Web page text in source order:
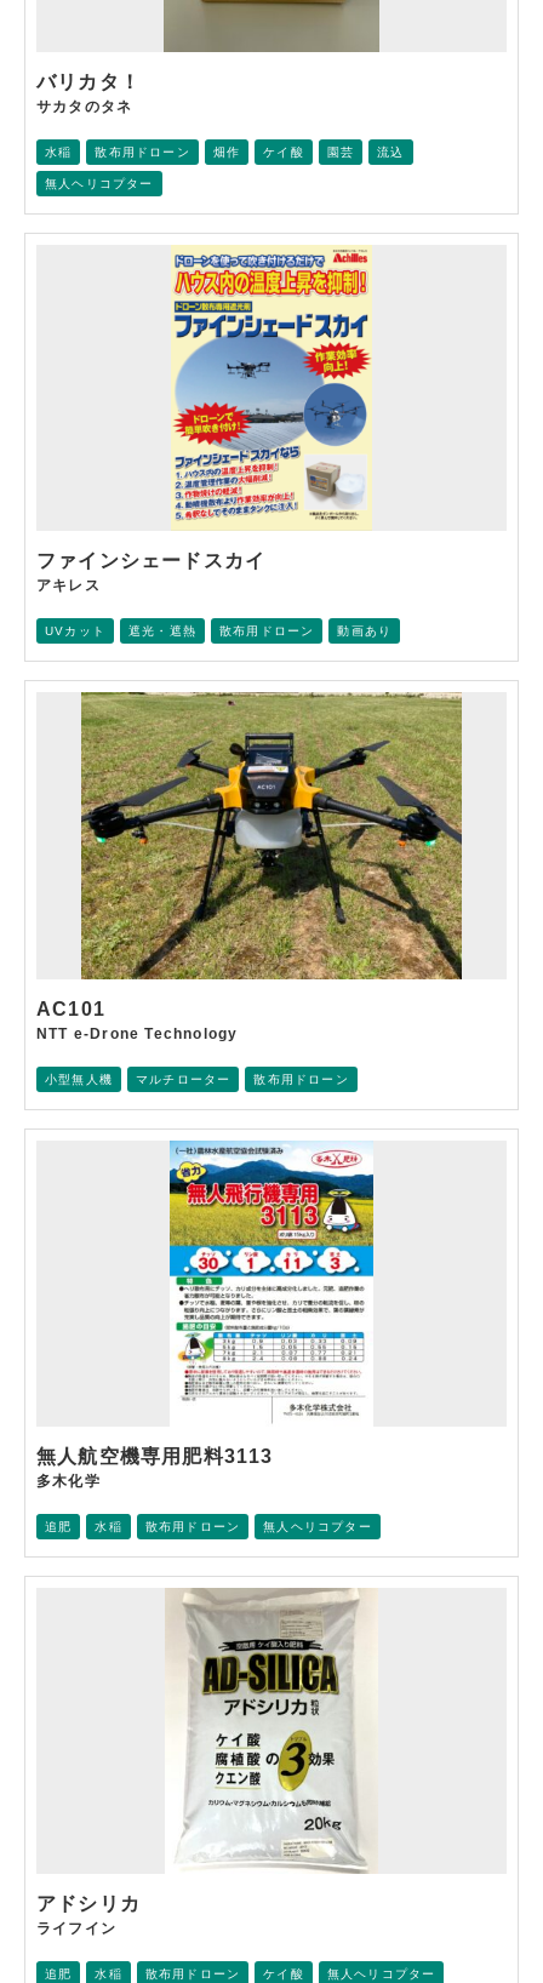
バリカタ！
サカタのタネ
水稲 散布用ドローン 畑作 ケイ酸 園芸 流込
無人ヘリコプター
ファインシェードスカイ
アキレス
UVカット 遮光・遮熱 散布用ドローン 動画あり
AC101
NTT e-Drone Technology
小型無人機 マルチローター 散布用ドローン
無人航空機専用肥料3113
多木化学
追肥 水稲 散布用ドローン 無人ヘリコプター
アドシリカ
ライフイン
追肥 水稲 散布用ドローン ケイ酸 無人ヘリコプター